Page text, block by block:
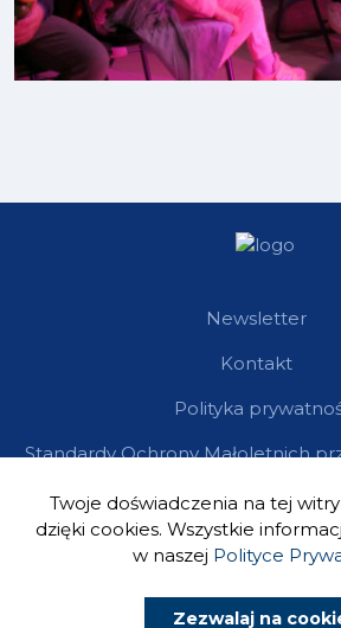
Newsletter
Kontakt
Polityka
Standardy Ochrony Małoletnich
Twoje doświadczenia na tej
dzięki cookies. Wszystkie
w naszej Polityce
Zezwalaj na